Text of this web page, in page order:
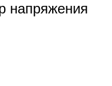
напряжения